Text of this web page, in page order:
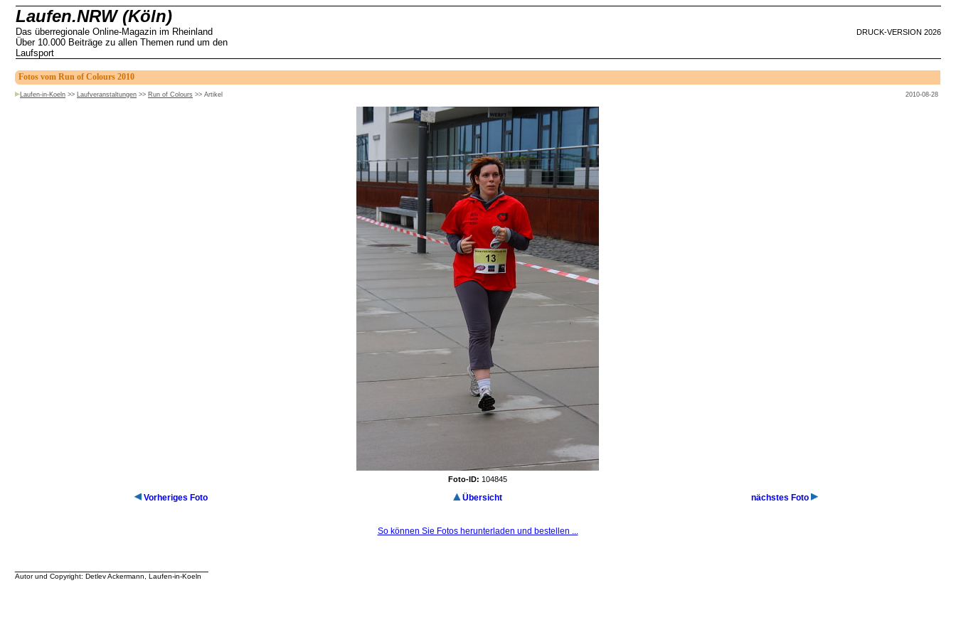
Laufen.NRW (Köln)
Das überregionale Online-Magazin im Rheinland
Über 10.000 Beiträge zu allen Themen rund um den
Laufsport
DRUCK-VERSION 2026
Fotos vom Run of Colours 2010
Laufen-in-Koeln >> Laufveranstaltungen >> Run of Colours >> Artikel 2010-08-28
Foto-ID: 104845
Vorheriges Foto Übersicht nächstes Foto
So können Sie Fotos herunterladen und bestellen ...
Autor und Copyright: Detlev Ackermann, Laufen-in-Koeln